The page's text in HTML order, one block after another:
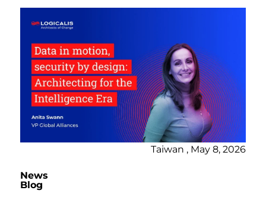
Taiwan , May 8, 2026
News
Blog